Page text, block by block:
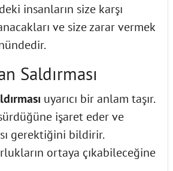
insanların size karşı
ve size zarar vermek
Saldırması
uyarıcı bir anlam taşır.
işaret eder ve
gerektiğini bildirir.
ortaya çıkabileceğine